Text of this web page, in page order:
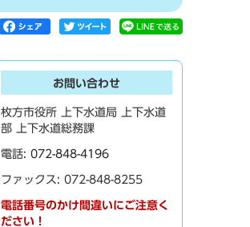
お問い合わせ
枚方市役所 上下水道局 上下水道
部 上下水道総務課
電話: 072-848-4196
ファックス: 072-848-8255
電話番号のかけ間違いにご注意く
ださい！